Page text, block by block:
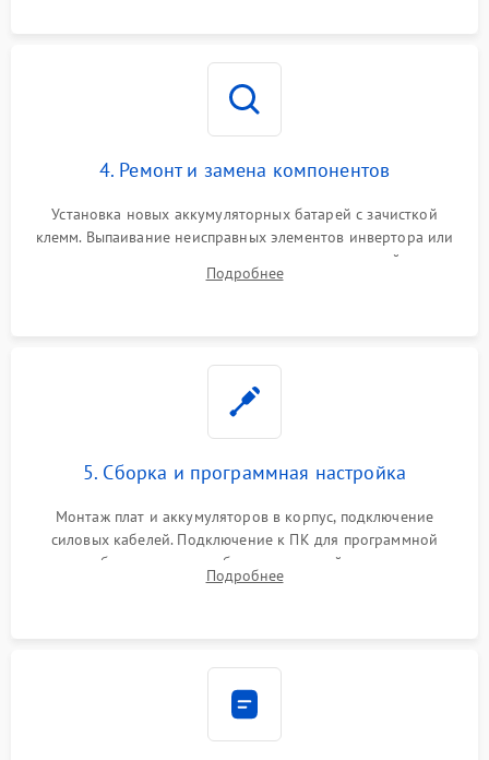
4. Ремонт и замена компонентов
Установка новых аккумуляторных батарей с зачисткой
клемм. Выпаивание неисправных элементов инвертора или
цепи зарядки и монтаж новых радиодеталей.
Восстановление поврежденных токоведущих дорожек и
Подробнее
5. Сборка и программная настройка
Монтаж плат и аккумуляторов в корпус, подключение
силовых кабелей. Подключение к ПК для программной
калибровки констант батареи, настройки порогов
срабатывания AVR и сброса счетчиков старения АКБ.
Подробнее